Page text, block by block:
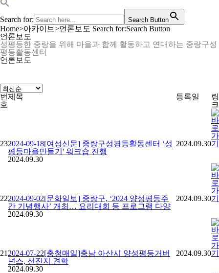
Search for: Search Button
Home>아카이브>언론보도 Search for:Search Button
언론보도
성평등한 중랑을 위해 마을과 함께 활동하고 연대하는 중랑구성
평등활동센터
언론보도
번
호
제목 등록일
링
크
232024-09-18[여성신문] 중랑구성평등활동센터 ‘성
평등마을만들기' 워크숍 진행
2024.09.30
2024.09.30
222024-09-02[문화일보] 중랑구, ‘2024 양성평등주
간 기념행사’ 개최… 요리대회 등 프로그램 다양
2024.09.30
2024.09.30
21 2024-07-22[충청매일]충남 아산시 양성평등거버
넌스, 선진지 견학
2024.09.30
2024.09.30